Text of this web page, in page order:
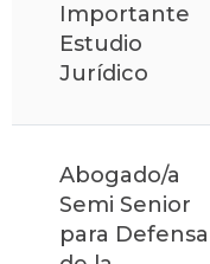
Importante
Estudio
Jurídico
Abogado/a
Semi Senior
para Defensa